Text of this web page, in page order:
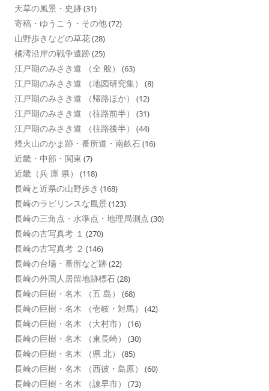
天草の風景・史跡(31)
寄稿・ゆうこう・その他(72)
山野歩きなどの草花(28)
橘湾沿岸の戦争遺跡(25)
江戸期のみさき道 （全 般） (63)
江戸期のみさき道 （地図研究集） (8)
江戸期のみさき道 （帰路ほか） (12)
江戸期のみさき道 （往路前半） (31)
江戸期のみさき道 （往路後半） (44)
烽火山のかま跡・番所道・南畝石(16)
近畿・中部・関東 (7)
近畿（兵 庫 県） (118)
長崎と近県の山野歩き (168)
長崎のラビリンスな風景 (123)
長崎の三角点・水準点・地理局測点 (30)
長崎の古写真考 １ (270)
長崎の古写真考 ２ (146)
長崎の台場・番所など跡(22)
長崎の外国人居留地跡標石(28)
長崎の巨樹・名木 （五 島） (68)
長崎の巨樹・名木 （壱岐・対馬） (42)
長崎の巨樹・名木 （大村市） (16)
長崎の巨樹・名木 （東長崎） (30)
長崎の巨樹・名木 （県 北） (85)
長崎の巨樹・名木 （西彼・島原） (60)
長崎の巨樹・名木 （諌早市） (73)